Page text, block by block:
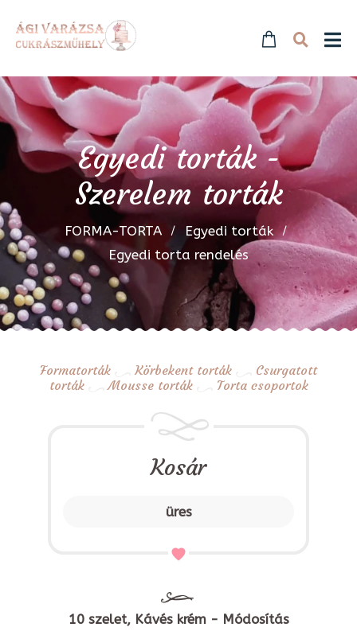
Egyedi torták -
Szerelem torták
FORMA-TORTA
Egyedi torták
Egyedi torta rendelés
Formatorták Körbekent torták
Csurgatott
torták
Mousse torták Torta csoportok
Kosár
üres
10 szelet, Kávés krém - Módosítás